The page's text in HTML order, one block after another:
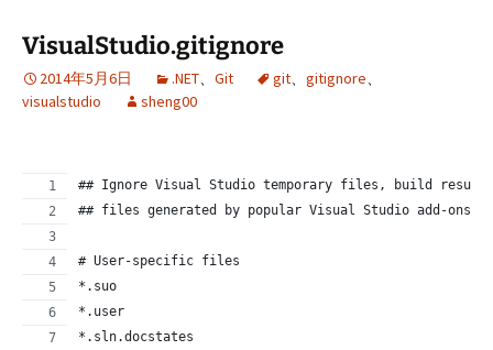
VisualStudio.gitignore
2014年5月6日 .NET、 Git git、 gitignore、
visualstudio
sheng00
## Ignore Visual Studio temporary files, build
## files generated by popular Visual Studio add-ons.
# User-specific files
*.suo
*.user
*.sln.docstates